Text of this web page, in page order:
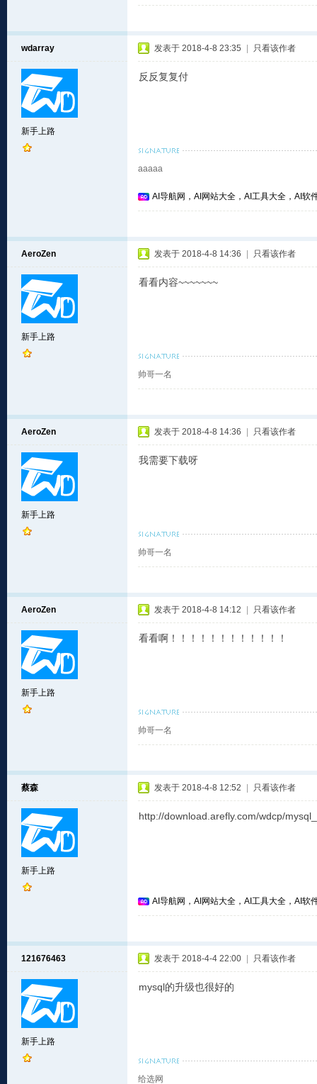
wdarray
新手上路
发表于 2018-4-8 23:35 只看该作者
反反复复付
aaaaa
AI导航网，AI网站大全，AI工具大全，AI软
AeroZen
新手上路
发表于 2018-4-8 14:36 只看该作者
看看内容~~~~~~~
帅哥一名
AeroZen
新手上路
发表于 2018-4-8 14:36 只看该作者
我需要下载呀
帅哥一名
AeroZen
新手上路
发表于 2018-4-8 14:12 只看该作者
看看啊！！！！！！！！！！！！
帅哥一名
蔡森
新手上路
发表于 2018-4-8 12:52 只看该作者
http://download.arefly.com/wdcp/
AI导航网，AI网站大全，AI工具大全，AI软
121676463
新手上路
发表于 2018-4-4 22:00 只看该作者
mysql的升级也很好的
给选网